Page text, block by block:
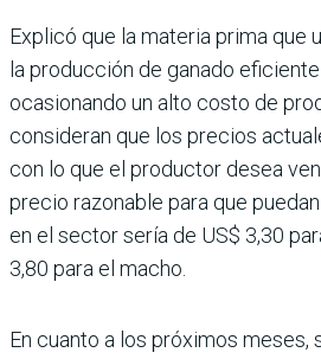
Explicó que la materia prima que
la producción de ganado
ocasionando un alto costo de
consideran que los precios
con lo que el productor desea
precio razonable para que
en el sector sería de US$ 3,30
3,80 para el macho.
En cuanto a los próximos meses,